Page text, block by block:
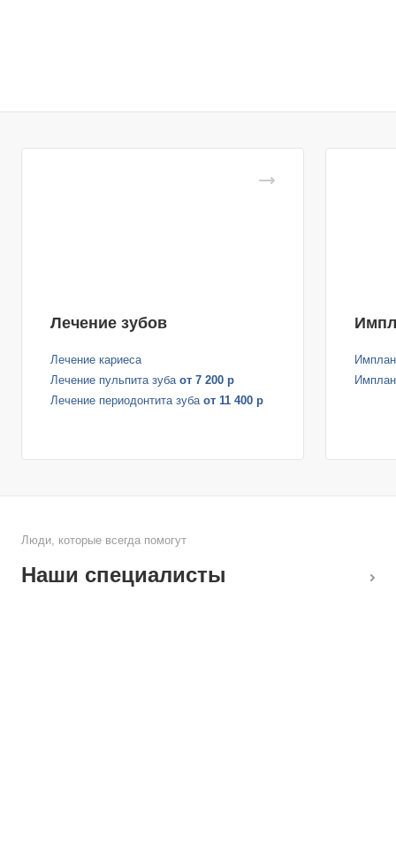
Лечение зубов
Лечение кариеса
Лечение пульпита зуба от 7 200 р
Лечение периодонтита зуба от 11 400 р
Люди, которые всегда помогут
Наши специалисты